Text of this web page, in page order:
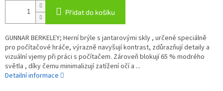
Přidat do košíku
GUNNAR BERKELEY; Herní brýle s jantarovými skly , určené speciálně
pro počítačové hráče, výrazně navyšují kontrast, zdůrazňují detaily a
vizuální vjemy při práci s počítačem. Zároveň blokují 65 % modrého
světla , díky čemu minimalizují zatížení očí a ...
Detailní informace